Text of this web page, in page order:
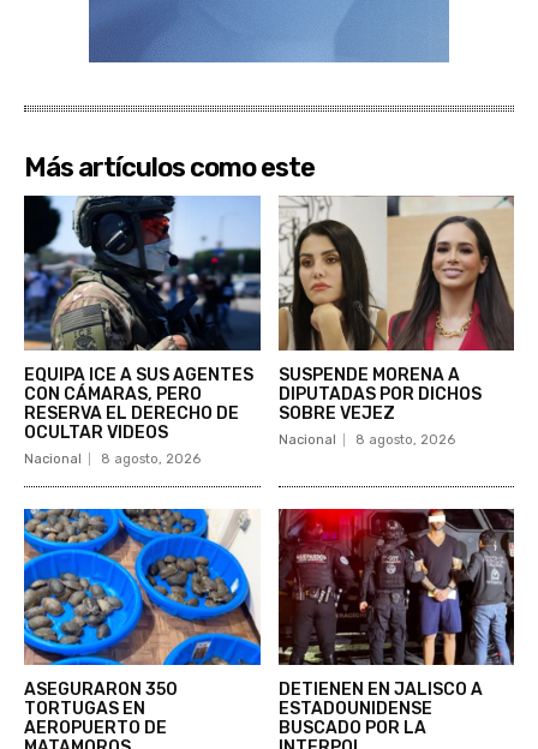
Más artículos como este
EQUIPA ICE A SUS AGENTES
CON CÁMARAS, PERO
RESERVA EL DERECHO DE
OCULTAR VIDEOS
Nacional 8 agosto, 2026
SUSPENDE MORENA A
DIPUTADAS POR DICHOS
SOBRE VEJEZ
Nacional 8 agosto, 2026
ASEGURARON 350
TORTUGAS EN
AEROPUERTO DE
DETIENEN EN JALISCO A
ESTADOUNIDENSE
BUSCADO POR LA